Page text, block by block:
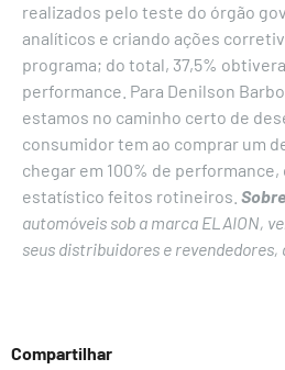
realizados pelo teste do órgão
analíticos e criando ações
programa; do total, 37,5%
performance. Para Denilson
estamos no caminho certo de
consumidor tem ao comprar um
chegar em 100% de
estatístico feitos rotineiros.
automóveis sob a marca ELAION,
seus distribuidores e
Compartilhar